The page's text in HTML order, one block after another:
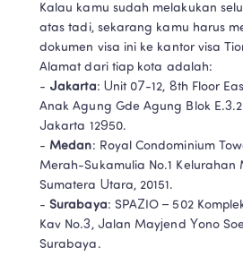
Kalau kamu sudah melakukan
atas tadi, sekarang kamu harus
dokumen visa ini ke kantor visa
Alamat dari tiap kota adalah:
- Jakarta: Unit 07-12, 8th Floor
Anak Agung Gde Agung Blok E.3.2
Jakarta 12950.
- Medan: Royal Condominium
Merah-Sukamulia No.1 Kelurahan
Sumatera Utara, 20151.
- Surabaya: SPAZIO – 502
Kav No.3, Jalan Mayjend Yono
Surabaya.